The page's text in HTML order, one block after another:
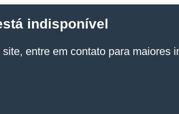
indisponível
entre em contato para maiores